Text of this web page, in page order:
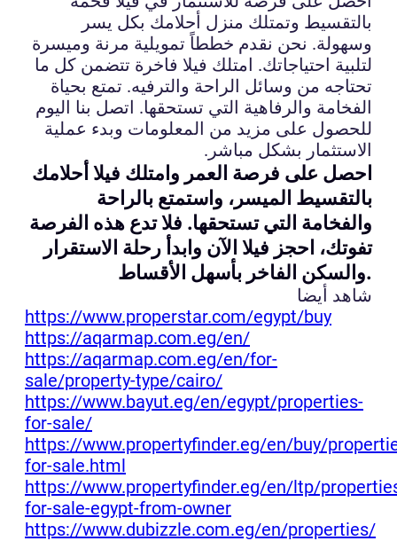
بالتقسيط وتمتلك منزل أحلامك بكل يسر
وسهولة. نحن نقدم خططاً تمويلية مرنة وميسرة
لتلبية احتياجاتك. امتلك فيلا فاخرة تتضمن كل ما
تحتاجه من وسائل الراحة والترفيه. تمتع بحياة
الفخامة والرفاهية التي تستحقها. اتصل بنا اليوم
للحصول على مزيد من المعلومات وبدء عملية
الاستثمار بشكل مباشر.
احصل على فرصة العمر وامتلك فيلا أحلامك
بالتقسيط الميسر، واستمتع بالراحة
والفخامة التي تستحقها. فلا تدع هذه الفرصة
تفوتك، احجز فيلا الآن وابدأ رحلة الاستقرار
والسكن الفاخر بأسهل الأقساط.
شاهد أيضا
https://www.properstar.com/egypt/buy
https://aqarmap.com.eg/en/
https://aqarmap.com.eg/en/for-
sale/property-type/cairo/
https://www.bayut.eg/en/egypt/properties-
for-sale/
https://www.propertyfinder.eg/en/buy/
for-sale.html
https://www.propertyfinder.eg/en/ltp/
for-sale-egypt-from-owner
https://www.dubizzle.com.eg/en/properties/